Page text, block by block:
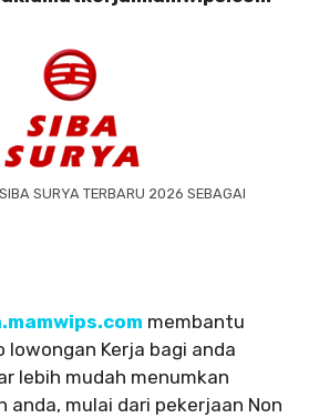
SURYA TERBARU 2026 SEBAGAI
membantu
lowongan Kerja bagi anda
lebih mudah menumkan
anda, mulai dari pekerjaan Non